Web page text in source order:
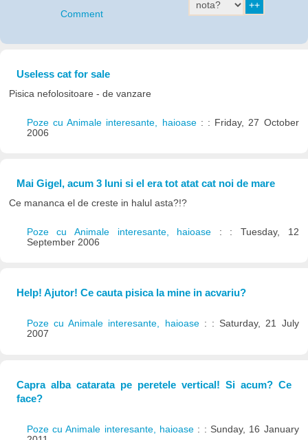
Comment
Useless cat for sale
Pisica nefolositoare - de vanzare
Poze cu Animale interesante, haioase : : Friday, 27 October
2006
Mai Gigel, acum 3 luni si el era tot atat cat noi de mare
Ce mananca el de creste in halul asta?!?
Poze cu Animale interesante, haioase : : Tuesday, 12
September 2006
Help! Ajutor! Ce cauta pisica la mine in acvariu?
Poze cu Animale interesante, haioase : : Saturday, 21 July
2007
Capra alba catarata pe peretele vertical! Si acum? Ce
face?
Poze cu Animale interesante, haioase : : Sunday, 16 January